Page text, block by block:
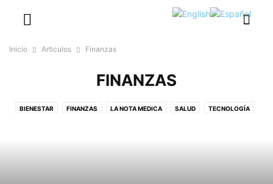
Inicio Articulos Finanzas
FINANZAS
BIENESTAR FINANZAS LA NOTA MEDICA SALUD TECNOLOGÍA